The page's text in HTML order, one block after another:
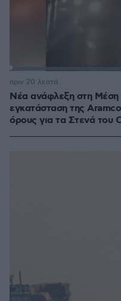
Νέα ανάφλεξη στη Μέση
εγκατάσταση της
όρους για τα Στενά του
πριν 20 λεπτά